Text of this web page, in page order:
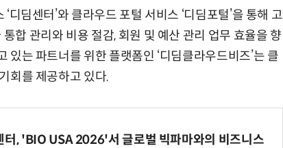
딤센터’와 클라우드 포털 서비스 ‘디딤포털’을 통해 고
합 관리와 비용 절감, 회원 및 예산 관리 업무 효율을 향
는 파트너를 위한 플랫폼인 ‘디딤클라우드비즈’는 클
회를 제공하고 있다.
터, 'BIO USA 2026'서 글로벌 빅파마와의 비즈니스
AI Native Enterprise를 지원하는 AI Ready Data 플랫폼 활용 전략